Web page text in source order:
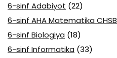
6-sinf Adabiyot (22)
6-sinf AHA Matematika CHSB
6-sinf Biologiya (18)
6-sinf Informatika (33)